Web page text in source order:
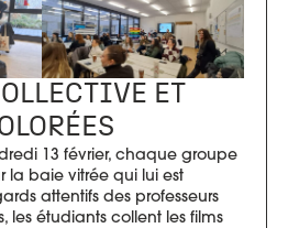
ET
13 février, chaque groupe
la baie vitrée qui lui est
attentifs des professeurs
les étudiants collent les films